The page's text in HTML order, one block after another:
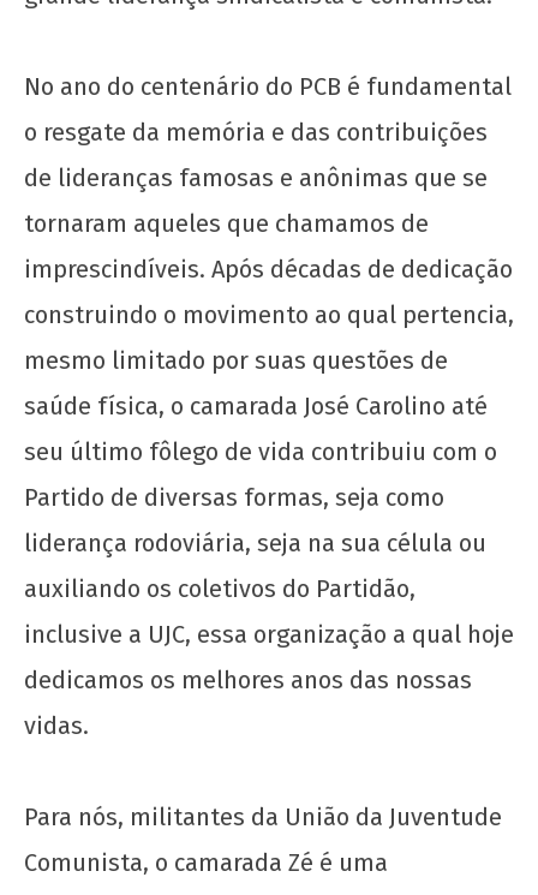
UJC, 99 anos!
junho
2022
wp-
admin
Solidariedade ao movimento estudantil do
Acre
24 de
junho
de
2022
admin
No ano do centenário do PCB é fundamental
o resgate da memória e das contribuições
de lideranças famosas e anônimas que se
tornaram aqueles que chamamos de
imprescindíveis. Após décadas de dedicação
construindo o movimento ao qual pertencia,
mesmo limitado por suas questões de
saúde física, o camarada José Carolino até
seu último fôlego de vida contribuiu com o
Partido de diversas formas, seja como
liderança rodoviária, seja na sua célula ou
auxiliando os coletivos do Partidão,
inclusive a UJC, essa organização a qual hoje
dedicamos os melhores anos das nossas
vidas.
Para nós, militantes da União da Juventude
Comunista, o camarada Zé é uma